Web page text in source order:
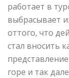
работает в
выбрасывает
оттого, что
стал вносить
горе и так